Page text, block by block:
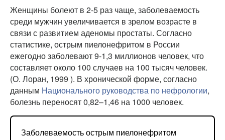
Женщины болеют в 2-5 раз чаще, заболеваемость
среди мужчин увеличивается в зрелом возрасте в
связи с развитием аденомы простаты. Согласно
статистике, острым пиелонефритом в России
ежегодно заболевают 9-1,3 миллионов человек, что
составляет около 100 случаев на 100 тысяч человек.
(О. Лоран, 1999 ). В хронической форме, согласно
данным Национального руководства по нефрологии,
болезнь переносят 0,82–1,46 на 1000 человек.
Заболеваемость острым пиелонефритом